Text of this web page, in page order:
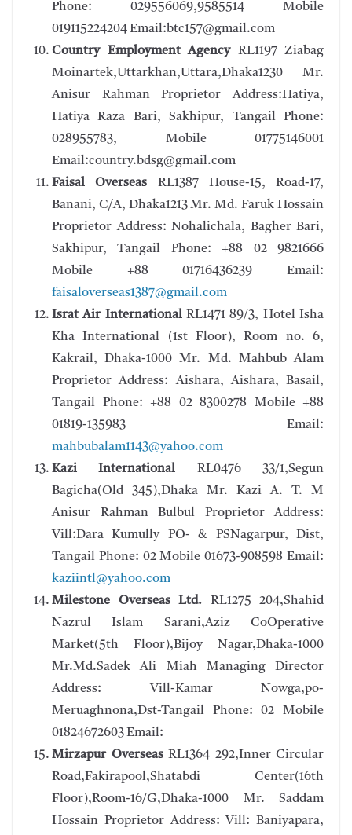
Phone: 029556069,9585514 Mobile
019115224204 Email:btc157@gmail.com
Country Employment AgencyRL1197 Ziabag
Moinartek,Uttarkhan,Uttara,Dhaka1230 Mr.
Anisur Rahman Proprietor Address:Hatiya,
Hatiya Raza Bari, Sakhipur, Tangail Phone:
028955783, Mobile 01775146001
Email:country.bdsg@gmail.com
Faisal Overseas RL1387 House-15, Road-17,
Banani, C/A, Dhaka1213 Mr. Md. Faruk Hossain
Proprietor Address: Nohalichala, Bagher Bari,
Sakhipur, Tangail Phone: +88 02 9821666
Mobile +88 01716436239 Email:
faisaloverseas1387@gmail.com
Israt Air InternationalRL1471 89/3, Hotel Isha
Kha International (1st Floor), Room no. 6,
Kakrail, Dhaka-1000 Mr. Md. Mahbub Alam
Proprietor Address: Aishara, Aishara, Basail,
Tangail Phone: +88 02 8300278 Mobile +88
01819-135983 Email:
mahbubalam1143@yahoo.com
Kazi International RL0476 33/1,Segun
Bagicha(Old 345),Dhaka Mr. Kazi A. T. M
Anisur Rahman Bulbul Proprietor Address:
Vill:Dara Kumully PO- & PSNagarpur, Dist,
Tangail Phone: 02 Mobile 01673-908598 Email:
kaziintl@yahoo.com
Milestone Overseas Ltd. RL1275 204,Shahid
Nazrul Islam Sarani,Aziz CoOperative
Market(5th Floor),Bijoy Nagar,Dhaka-1000
Mr.Md.Sadek Ali Miah Managing Director
Address: Vill-Kamar Nowga,po-
Meruaghnona,Dst-Tangail Phone: 02 Mobile
01824672603 Email:
Mirzapur OverseasRL1364 292,Inner Circular
Road,Fakirapool,Shatabdi Center(16th
Floor),Room-16/G,Dhaka-1000 Mr. Saddam
Hossain Proprietor Address: Vill: Baniyapara,